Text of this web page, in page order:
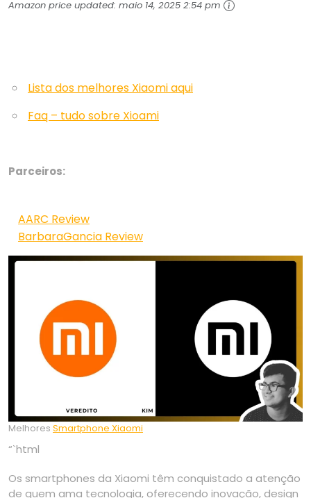
Amazon price updated: maio 14, 2025 2:54 pm
Lista dos melhores Xiaomi aqui
Faq – tudo sobre Xioami
Parceiros:
AARC Review
BarbaraGancia Review
Melhores Smartphone Xiaomi
“`html
Os smartphones da Xiaomi têm conquistado a atenção
de quem ama tecnologia, oferecendo inovação, design